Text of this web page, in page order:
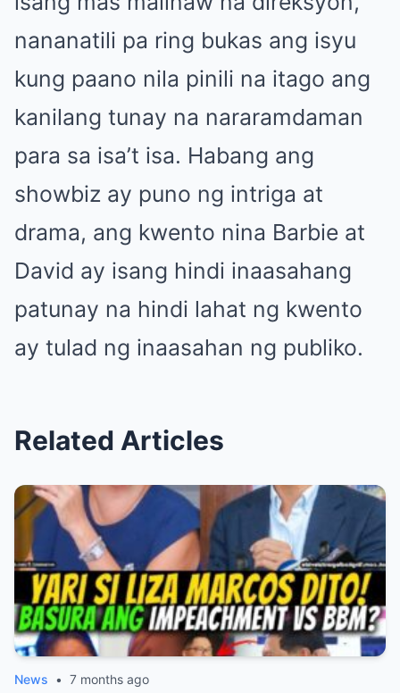
nananatili pa ring bukas ang isyu
kung paano nila pinili na itago ang
kanilang tunay na nararamdaman
para sa isa’t isa. Habang ang
showbiz ay puno ng intriga at
drama, ang kwento nina Barbie at
David ay isang hindi inaasahang
patunay na hindi lahat ng kwento
ay tulad ng inaasahan ng publiko.
Related Articles
News • 7 months ago